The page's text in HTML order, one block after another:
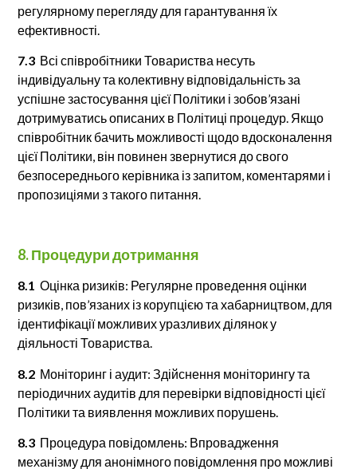
регулярному перегляду для гарантування їх
ефективності.
7.3 Всі співробітники Товариства несуть
індивідуальну та колективну відповідальність за
успішне застосування цієї Політики і зобов’язані
дотримуватись описаних в Політиці процедур. Якщо
співробітник бачить можливості щодо вдосконалення
цієї Політики, він повинен звернутися до свого
безпосереднього керівника із запитом, коментарями і
пропозиціями з такого питання.
8. Процедури дотримання
8.1 Оцінка ризиків: Регулярне проведення оцінки
ризиків, пов’язаних із корупцією та хабарництвом, для
ідентифікації можливих уразливих ділянок у
діяльності Товариства.
8.2 Моніторинг і аудит: Здійснення моніторингу та
періодичних аудитів для перевірки відповідності цієї
Політики та виявлення можливих порушень.
8.3 Процедура повідомлень: Впровадження
механізму для анонімного повідомлення про можливі